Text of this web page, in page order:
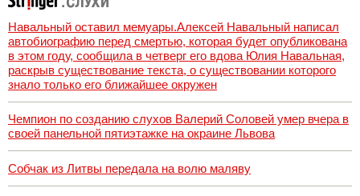
Навальный оставил мемуары.Алексей Навальный написал
автобиографию перед смертью, которая будет опубликована
в этом году, сообщила в четверг его вдова Юлия Навальная,
раскрыв существование текста, о существовании которого
знало только его ближайшее окружен
Чемпион по созданию слухов Валерий Соловей умер вчера в
своей панельной пятиэтажке на окраине Львова
Собчак из Литвы передала на волю маляву